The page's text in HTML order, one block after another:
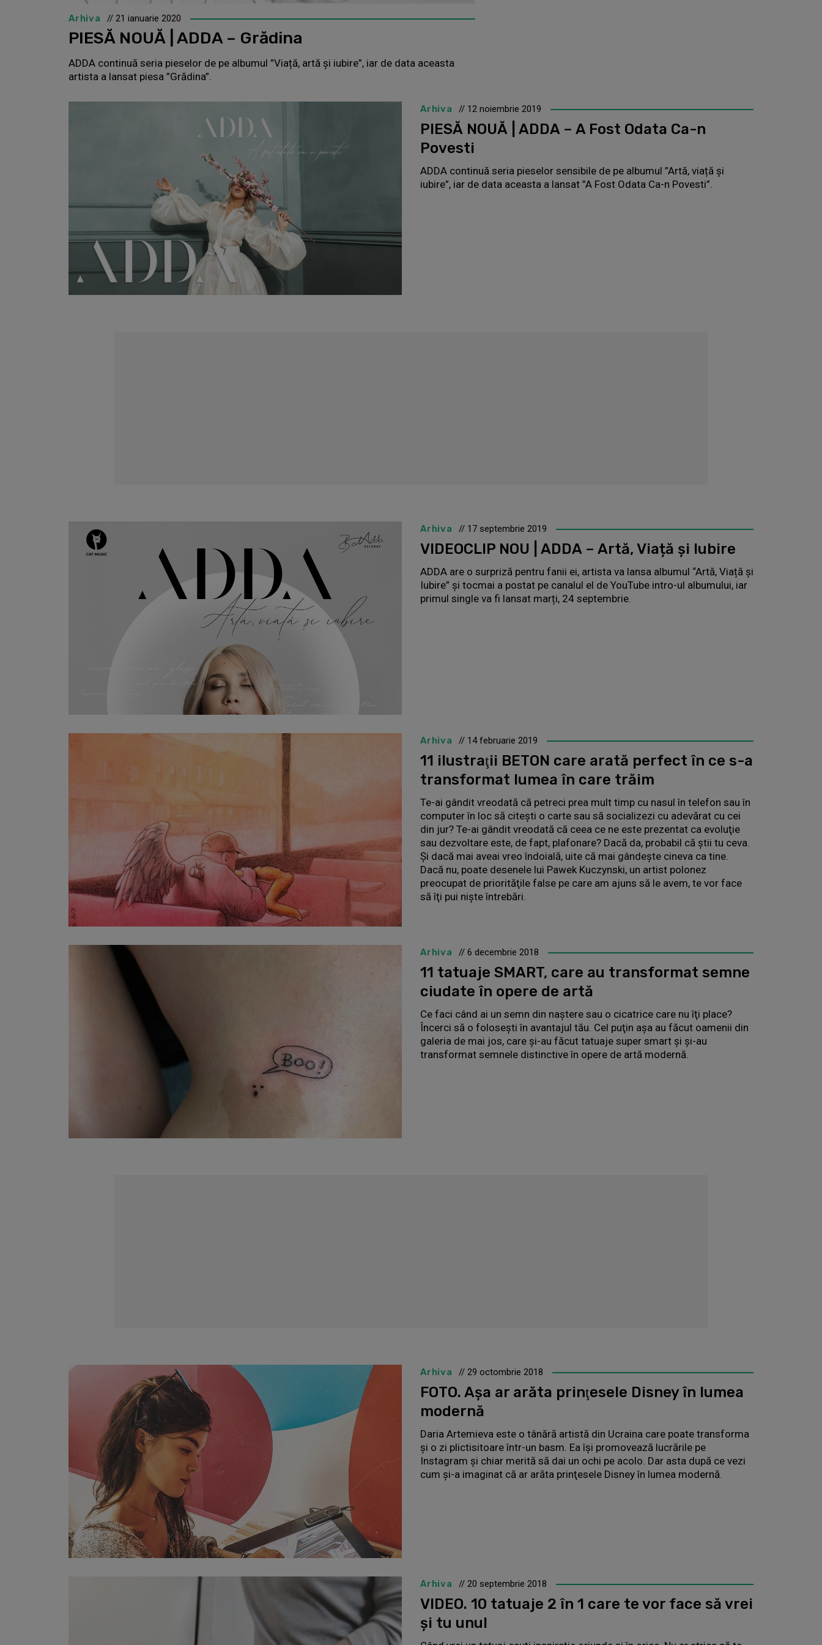
Arhiva // 21 ianuarie 2020
PIESĂ NOUĂ | ADDA – Grădina
ADDA continuă seria pieselor de pe albumul ”Viață, artă și iubire”, iar de data aceasta
artista a lansat piesa ”Grădina”.
Arhiva // 12 noiembrie 2019
PIESĂ NOUĂ | ADDA – A Fost Odata Ca-n
Povesti
ADDA continuă seria pieselor sensibile de pe albumul ”Artă, viață și
iubire”, iar de data aceasta a lansat ”A Fost Odata Ca-n Povesti”.
Arhiva // 17 septembrie 2019
VIDEOCLIP NOU | ADDA – Artă, Viață și Iubire
ADDA are o surpriză pentru fanii ei, artista va lansa albumul “Artă, Viață și
Iubire” și tocmai a postat pe canalul el de YouTube intro-ul albumului, iar
primul single va fi lansat marți, 24 septembrie.
Arhiva // 14 februarie 2019
11 ilustraţii BETON care arată perfect în ce s-a
transformat lumea în care trăim
Te-ai gândit vreodată că petreci prea mult timp cu nasul în telefon sau în
computer în loc să citeşti o carte sau să socializezi cu adevărat cu cei
din jur? Te-ai gândit vreodată că ceea ce ne este prezentat ca evoluţie
sau dezvoltare este, de fapt, plafonare? Dacă da, probabil că ştii tu ceva.
Şi dacă mai aveai vreo îndoială, uite că mai gândeşte cineva ca tine.
Dacă nu, poate desenele lui Pawek Kuczynski, un artist polonez
preocupat de priorităţile false pe care am ajuns să le avem, te vor face
să îţi pui nişte întrebări.
Arhiva // 6 decembrie 2018
11 tatuaje SMART, care au transformat semne
ciudate în opere de artă
Ce faci când ai un semn din naştere sau o cicatrice care nu îţi place?
Încerci să o foloseşti în avantajul tău. Cel puţin aşa au făcut oamenii din
galeria de mai jos, care şi-au făcut tatuaje super smart şi şi-au
transformat semnele distinctive în opere de artă modernă.
Arhiva // 29 octombrie 2018
FOTO. Aşa ar arăta prinţesele Disney în lumea
modernă
Daria Artemieva este o tânără artistă din Ucraina care poate transforma
şi o zi plictisitoare într-un basm. Ea îşi promovează lucrările pe
Instagram şi chiar merită să dai un ochi pe acolo. Dar asta după ce vezi
cum şi-a imaginat că ar arăta prinţesele Disney în lumea modernă.
Arhiva // 20 septembrie 2018
VIDEO. 10 tatuaje 2 în 1 care te vor face să vrei
şi tu unul